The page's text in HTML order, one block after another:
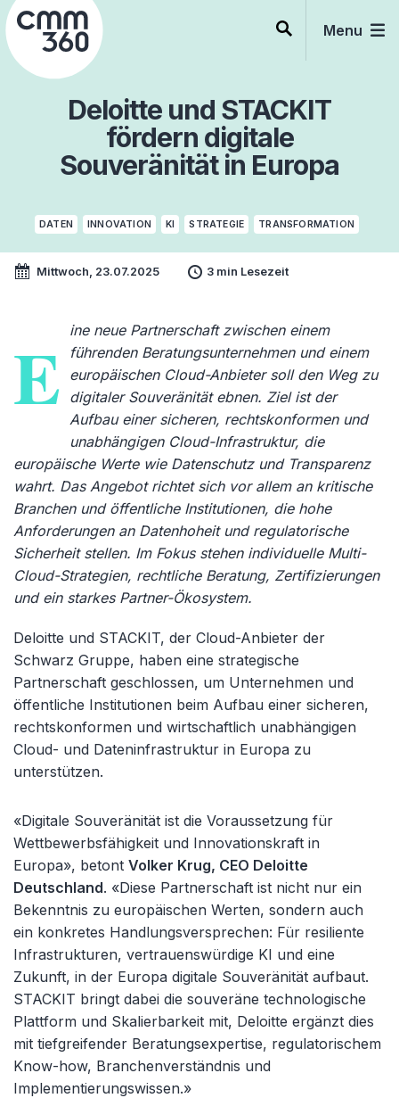
Skip
to
content
Menu
Deloitte und STACKIT
fördern digitale
Souveränität in Europa
DATEN INNOVATION KI STRATEGIE TRANSFORMATION
Mittwoch, 23.07.2025 3 min Lesezeit
E ine neue Partnerschaft zwischen einem
führenden Beratungsunternehmen und einem
europäischen Cloud-Anbieter soll den Weg zu
digitaler Souveränität ebnen. Ziel ist der
Aufbau einer sicheren, rechtskonformen und
unabhängigen Cloud-Infrastruktur, die
europäische Werte wie Datenschutz und Transparenz
wahrt. Das Angebot richtet sich vor allem an kritische
Branchen und öffentliche Institutionen, die hohe
Anforderungen an Datenhoheit und regulatorische
Sicherheit stellen. Im Fokus stehen individuelle Multi-
Cloud-Strategien, rechtliche Beratung, Zertifizierungen
und ein starkes Partner-Ökosystem.
Deloitte und STACKIT, der Cloud-Anbieter der
Schwarz Gruppe, haben eine strategische
Partnerschaft geschlossen, um Unternehmen und
öffentliche Institutionen beim Aufbau einer sicheren,
rechtskonformen und wirtschaftlich unabhängigen
Cloud- und Dateninfrastruktur in Europa zu
unterstützen.
«Digitale Souveränität ist die Voraussetzung für
Wettbewerbsfähigkeit und Innovationskraft in
Europa», betont Volker Krug, CEO Deloitte
Deutschland. «Diese Partnerschaft ist nicht nur ein
Bekenntnis zu europäischen Werten, sondern auch
ein konkretes Handlungsversprechen: Für resiliente
Infrastrukturen, vertrauenswürdige KI und eine
Zukunft, in der Europa digitale Souveränität aufbaut.
STACKIT bringt dabei die souveräne technologische
Plattform und Skalierbarkeit mit, Deloitte ergänzt dies
mit tiefgreifender Beratungsexpertise, regulatorischem
Know-how, Branchenverständnis und
Implementierungswissen.»